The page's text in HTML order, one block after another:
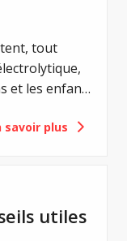
tout
et les enfants
eux. Même
coureurs
savoir plus
utiles